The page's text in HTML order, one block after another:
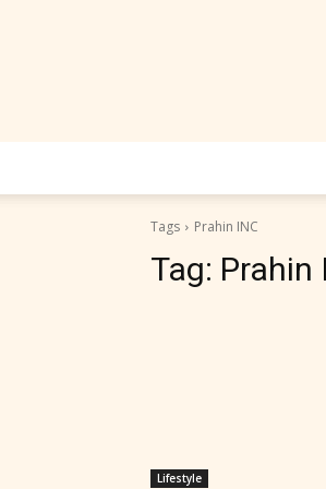
Tags Prahin INC
Tag: Prahin
Lifestyle